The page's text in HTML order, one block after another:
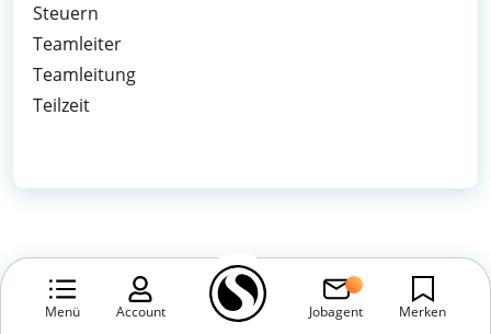
Menü Account Jobagent Merken
Steuern
Teamleiter
Teamleitung
Teilzeit